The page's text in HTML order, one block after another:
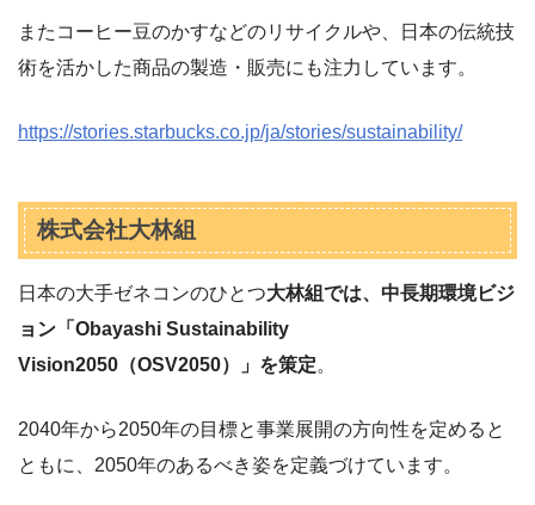
またコーヒー豆のかすなどのリサイクルや、日本の伝統技
術を活かした商品の製造・販売にも注力しています。
https://stories.starbucks.co.jp/ja/stories/sustainability/
株式会社大林組
日本の大手ゼネコンのひとつ大林組では、中長期環境ビジ
ョン「Obayashi Sustainability
Vision2050（OSV2050）」を策定。
2040年から2050年の目標と事業展開の方向性を定めると
ともに、2050年のあるべき姿を定義づけています。